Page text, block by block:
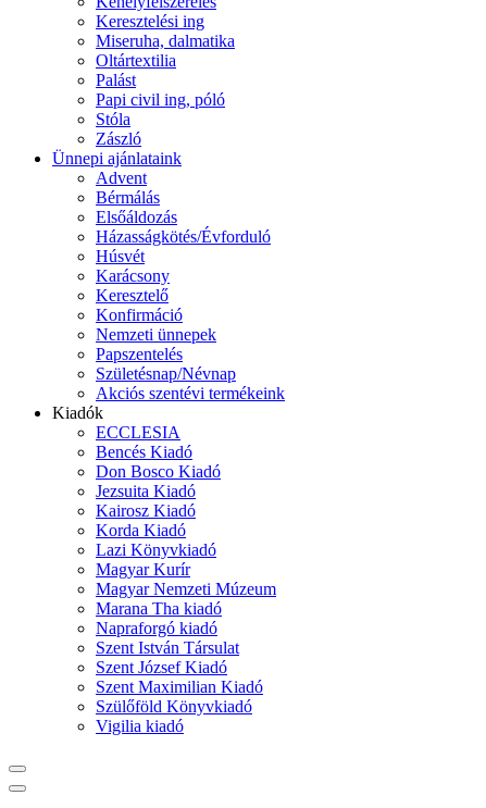
Keresztelési ing
Miseruha, dalmatika
Oltártextilia
Palást
Papi civil ing, póló
Stóla
Zászló
Ünnepi ajánlataink
Advent
Bérmálás
Elsőáldozás
Házasságkötés/Évforduló
Húsvét
Karácsony
Keresztelő
Konfirmáció
Nemzeti ünnepek
Papszentelés
Születésnap/Névnap
Akciós szentévi termékeink
Kiadók
ECCLESIA
Bencés Kiadó
Don Bosco Kiadó
Jezsuita Kiadó
Kairosz Kiadó
Korda Kiadó
Lazi Könyvkiadó
Magyar Kurír
Magyar Nemzeti Múzeum
Marana Tha kiadó
Napraforgó kiadó
Szent István Társulat
Szent József Kiadó
Szent Maximilian Kiadó
Szülőföld Könyvkiadó
Vigilia kiadó